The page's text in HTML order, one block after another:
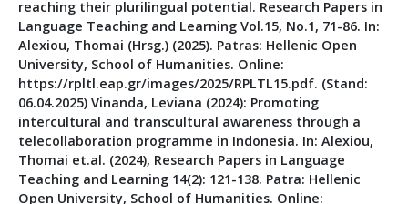
reaching their plurilingual potential. Research Papers in
Language Teaching and Learning Vol.15, No.1, 71-86. In:
Alexiou, Thomai (Hrsg.) (2025). Patras: Hellenic Open
University, School of Humanities. Online:
https://rpltl.eap.gr/images/2025/RPLTL15.pdf. (Stand:
06.04.2025) Vinanda, Leviana (2024): Promoting
intercultural and transcultural awareness through a
telecollaboration programme in Indonesia. In: Alexiou,
Thomai et.al. (2024), Research Papers in Language
Teaching and Learning 14(2): 121-138. Patra: Hellenic
Open University, School of Humanities. Online: